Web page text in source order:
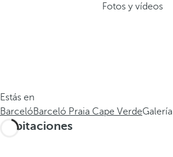
Fotos y vídeos
Estás en
BarcelóBarceló Praia Cape VerdeGalería
Habitaciones